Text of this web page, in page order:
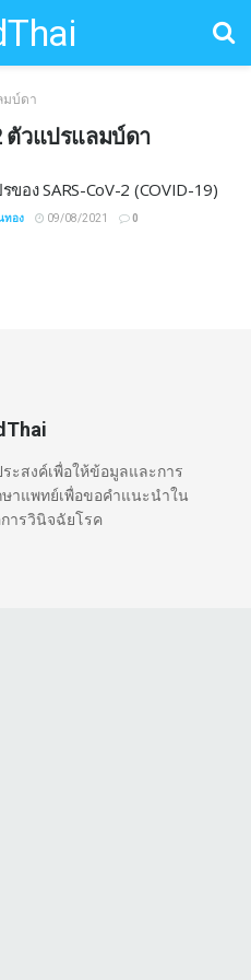
มบ์ดา
ตัวแปรแลมบ์ดา
อง SARS-CoV-2 (COVID-19)
ทอง 09/08/2021 0
ะสงค์เพื่อให้ข้อมูลและการ
าแพทย์เพื่อขอคำแนะนำใน
ารวินิจฉัยโรค